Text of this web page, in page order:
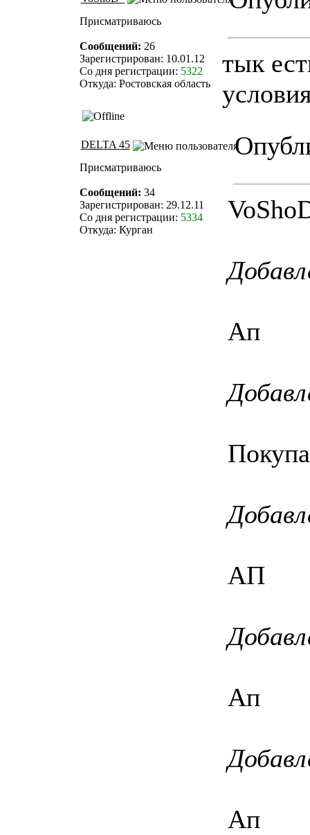
Присматриваюсь
Сообщений: 26
Зарегистрирован: 10.01.12
Со дня регистрации: 5322
Откуда: Ростовская область
тык
DELTA 45
Присматриваюсь
Сообщений: 34
Зарегистрирован: 29.12.11
Со дня регистрации: 5334
Откуда: Курган
Ап
АП
Ап
Ап